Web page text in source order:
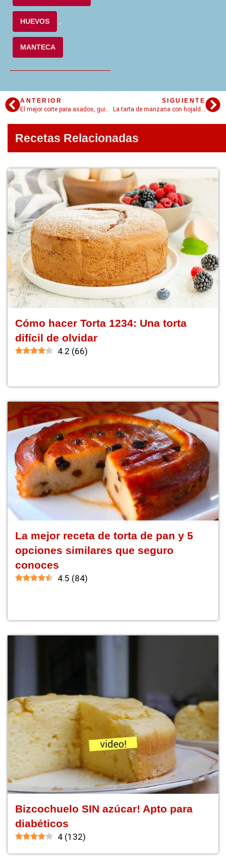
HUEVOS ,
MANTECA
ANTERIOR
SIGUIENTE
Recetas Relacionadas
Cómo hacer Torta 1234: Una torta
difícil de olvidar
4.2 (66)
La mejor receta de torta de pan y 5
opciones similares que seguro
conoces
4.5 (84)
Bizcochuelo SIN azúcar! Apto para
diabéticos
4 (132)